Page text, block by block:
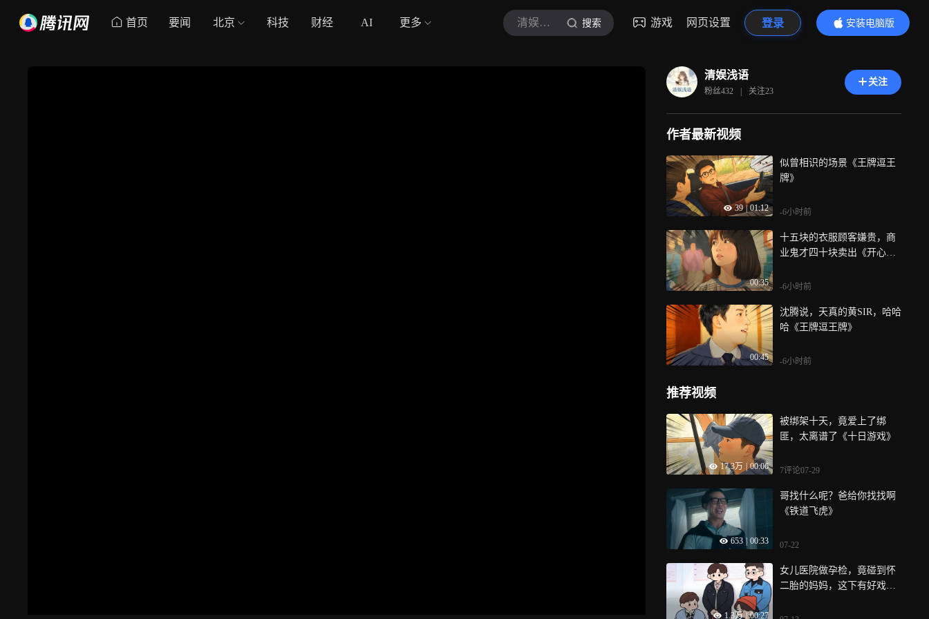
首页 要闻 北京 科技 财经 AI 更多 清娱浅语 搜索 游戏 网页设置 登录
安装电脑版
内容更精彩
清娱浅语
粉丝432 | 关注23
关注
作者最新视频
39 | 01:12
似曾相识的场景《王牌逗王
牌》
-6小时前
00:35
十五块的衣服顾客嫌贵，商
业鬼才四十块卖出《开心麻
-6小时前
00:45
沈腾说，天真的黄SIR，哈哈
哈《王牌逗王牌》
-6小时前
推荐视频
17.3万 00:06
被绑架十天，竟爱上了绑
匪，太离谱了《十日游戏》
7评论07-29
653 | 00:33
哥找什么呢？爸给你找找啊
《铁道飞虎》
07-22
1.3万 00:27
女儿医院做孕检，竟碰到怀
二胎的妈妈，这下有好戏看